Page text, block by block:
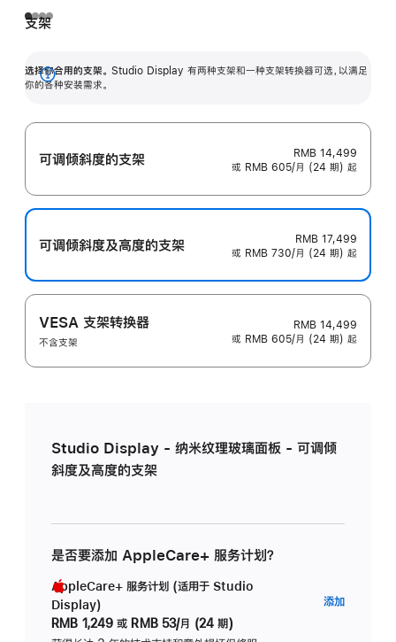
支架
选择你合用的支架。 Studio Display 有两种支架和一种支架转换器可选，以满足
你的各种安装需求。
展
可调倾斜度的支架
RMB 14,499
或 RMB 605/月 (24 期) 起
可调倾斜度及高‍度的支‍架
RMB 17,499
或 RMB 730/月 (24 期) 起
VESA 支架转换器
不含支架
RMB 14,499
或 RMB 605/月 (24 期) 起
Studio Display - 纳米纹理玻璃面板 - 可调倾
斜度及高度的支架
是否要添加 AppleCare+ 服务计划？
AppleCare+ 服务计划 (适用于 Studio
Display)
RMB 1,249 或 RMB 53/月 (24 期)
添加